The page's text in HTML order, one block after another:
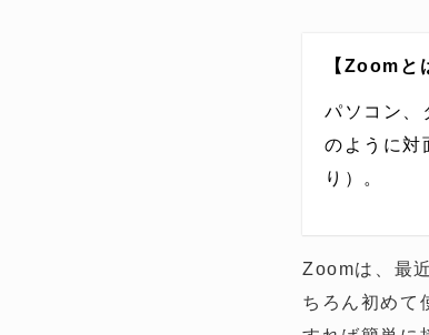
【Zoomと
パソコン、
のように対
り）。
Zoomは、最
ちろん初めて